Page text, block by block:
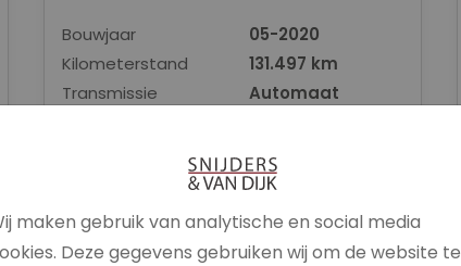
Bouwjaar
05-2020
Kilometerstand
131.497 km
Transmissie
Automaat
Elektrisch
Bekijk auto
maken gebruik van analytische en social media
Deze gegevens gebruiken wij om de website te